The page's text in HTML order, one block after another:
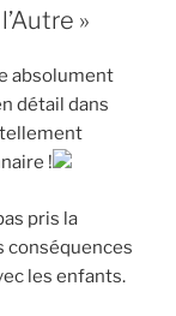
»
absolument
détail dans
tellement
!
pris la
conséquences
les enfants.